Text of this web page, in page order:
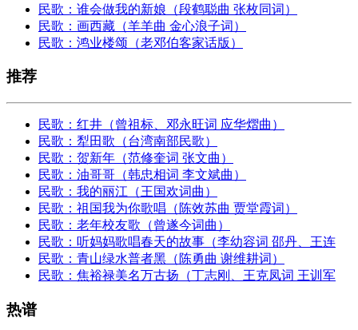
民歌：谁会做我的新娘（段鹤聪曲 张枚同词）
民歌：画西藏（羊羊曲 金心浪子词）
民歌：鸿业楼颂（老邓伯客家话版）
推荐
民歌：红井（曾祖标、邓永旺词 应华熠曲）
民歌：犁田歌（台湾南部民歌）
民歌：贺新年（范修奎词 张文曲）
民歌：油哥哥（韩忠相词 李文斌曲）
民歌：我的丽江（王国欢词曲）
民歌：祖国我为你歌唱（陈效苏曲 贾堂霞词）
民歌：老年校友歌（曾遂今词曲）
民歌：听妈妈歌唱春天的故事（李幼容词 邵丹、王连
民歌：青山绿水普者黑（陈勇曲 谢维耕词）
民歌：焦裕禄美名万古扬（丁志刚、王克凤词 王训军
热谱